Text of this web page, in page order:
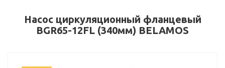
Насос циркуляционный фланцевый
BGR65-12FL (340мм) BELAMOS